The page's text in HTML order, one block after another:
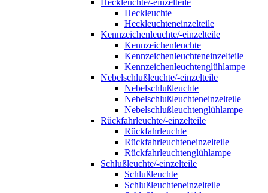
Heckleuchte/-einzelteile
Heckleuchte
Heckleuchteneinzelteile
Kennzeichenleuchte/-einzelteile
Kennzeichenleuchte
Kennzeichenleuchteneinzelteile
Kennzeichenleuchtenglühlampe
Nebelschlußleuchte/-einzelteile
Nebelschlußleuchte
Nebelschlußleuchteneinzelteile
Nebelschlußleuchtenglühlampe
Rückfahrleuchte/-einzelteile
Rückfahrleuchte
Rückfahrleuchteneinzelteile
Rückfahrleuchtenglühlampe
Schlußleuchte/-einzelteile
Schlußleuchte
Schlußleuchteneinzelteile